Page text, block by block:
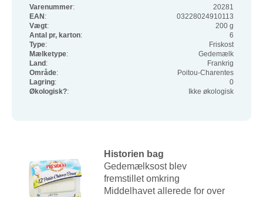
Historien bag
Gedemælksost blev
fremstillet omkring
Middelhavet allerede for over
Varenummer:
20281
EAN:
03228024910113
Vægt:
200 g
Antal pr, karton:
6
Type:
Friskost
Mælketype:
Gedemælk
Land:
Frankrig
Område:
Poitou-Charentes
Lagring:
0
Økologisk?: Ikke økologisk